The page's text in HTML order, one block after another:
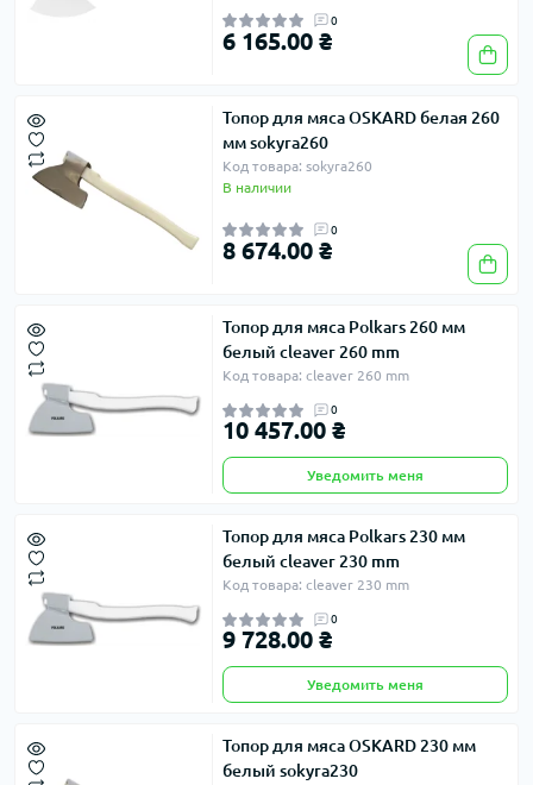
0
6 165.00 ₴
Топор для мяса OSKARD белая 260
мм sokyra260
Код товара: sokyra260
В наличии
0
8 674.00 ₴
Топор для мяса Polkars 260 мм
белый cleaver 260 mm
Код товара: cleaver 260 mm
0
10 457.00 ₴
Уведомить меня
Топор для мяса Polkars 230 мм
белый cleaver 230 mm
Код товара: cleaver 230 mm
0
9 728.00 ₴
Уведомить меня
Топор для мяса OSKARD 230 мм
белый sokyra230